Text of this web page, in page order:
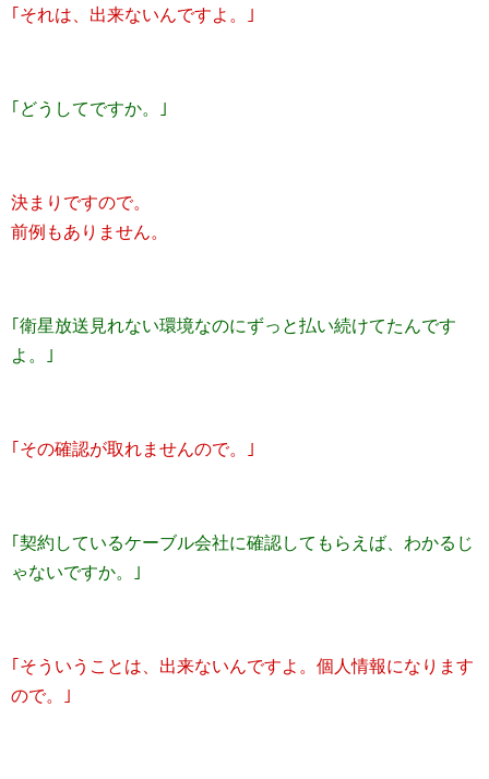
｢それは、出来ないんですよ。｣
｢どうしてですか。｣
決まりですので。
前例もありません。
｢衛星放送見れない環境なのにずっと払い続けてたんです
よ。｣
｢その確認が取れませんので。｣
｢契約しているケーブル会社に確認してもらえば、わかるじ
ゃないですか。｣
｢そういうことは、出来ないんですよ。個人情報になります
ので。｣